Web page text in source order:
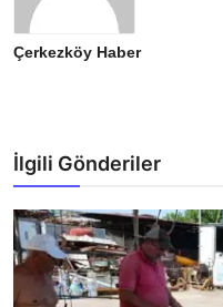
Çerkezköy Haber
İlgili Gönderiler